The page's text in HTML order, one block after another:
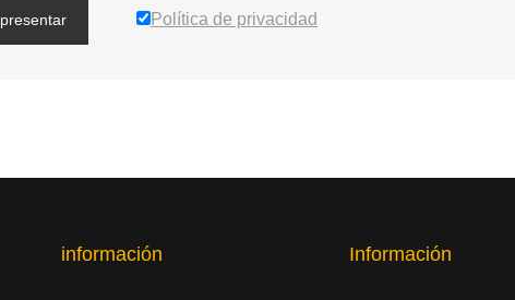
presentar Política de privacidad
información Información